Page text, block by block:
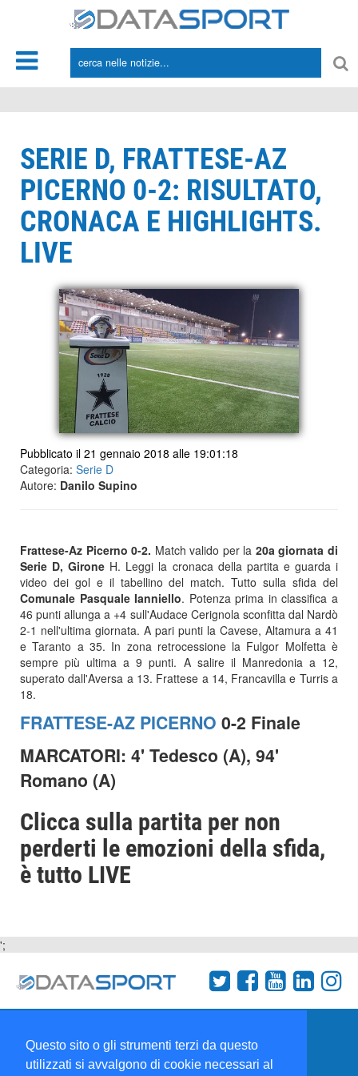
Questo sito o gli strumenti terzi da questo
utilizzati si avvalgono di cookie necessari al
SERIE D, FRATTESE-AZ
PICERNO 0-2: RISULTATO,
CRONACA E HIGHLIGHTS.
LIVE
Pubblicato il 21 gennaio 2018 alle 19:01:18
Categoria: Serie D
Autore: Danilo Supino
Frattese-Az Picerno 0-2. Match valido per la 20a giornata di
Serie D, Girone H. Leggi la cronaca della partita e guarda i
video dei gol e il tabellino del match. Tutto sulla sfida del
Comunale Pasquale Ianniello. Potenza prima in classifica a
46 punti allunga a +4 sull'Audace Cerignola sconfitta dal Nardò
2-1 nell'ultima giornata. A pari punti la Cavese, Altamura a 41
e Taranto a 35. In zona retrocessione la Fulgor Molfetta è
sempre più ultima a 9 punti. A salire il Manredonia a 12,
superato dall'Aversa a 13. Frattese a 14, Francavilla e Turris a
18.
FRATTESE-AZ PICERNO 0-2 Finale
MARCATORI: 4' Tedesco (A), 94'
Romano (A)
Clicca sulla partita per non
perderti le emozioni della sfida,
è tutto LIVE
';
Collabora con noi